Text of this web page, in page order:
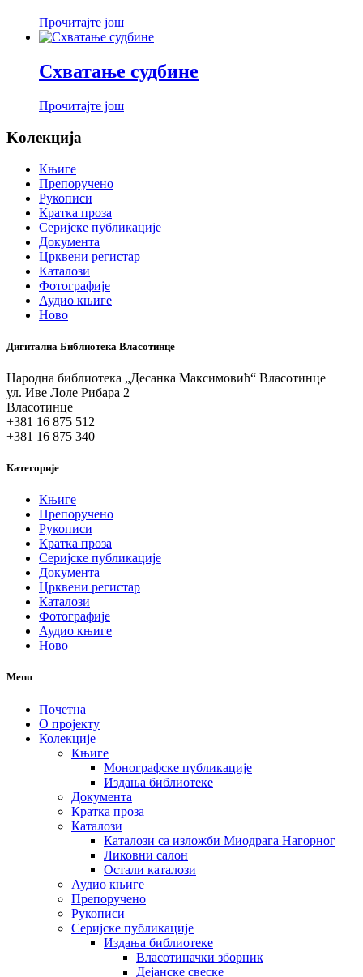
Прочитајте још
Схватање судбине
Прочитајте још
Koлекција
Књиге
Препоручено
Рукописи
Кратка проза
Серијске публикације
Документа
Црквени регистар
Каталози
Фотографије
Аудио књиге
Ново
Дигитална Библиотека Власотинце
Народна библиотека „Десанка Максимовић“ Власотинце
ул. Иве Лоле Рибара 2
Власотинце
+381 16 875 512
+381 16 875 340
Категорије
Књиге
Препоручено
Рукописи
Кратка проза
Серијске публикације
Документа
Црквени регистар
Каталози
Фотографије
Аудио књиге
Ново
Menu
Почетна
О пројекту
Колекције
Књиге
Монографске публикације
Издања библиотеке
Документа
Кратка проза
Каталози
Каталози са изложби Миодрага Нагорног
Ликовни салон
Остали каталози
Аудио књиге
Препоручено
Рукописи
Серијске публикације
Издања библиотеке
Власотиначки зборник
Дејанске свеске